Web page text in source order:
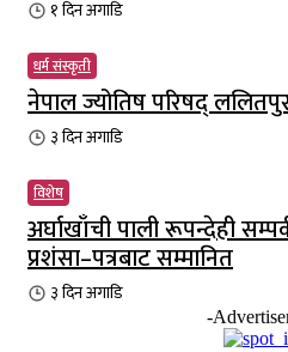
१ दिनअगाडि
धर्म संस्कृती
नेपाल ज्योतिष परिषद्
३ दिनअगाडि
विशेष
अर्घाखाँची पाली रूपन्देही
प्रशंसा–पत्रबाट सम्मानित
३ दिनअगाडि
-